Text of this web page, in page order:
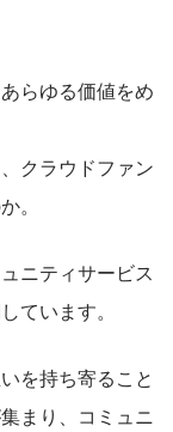
らゆる価値をめ
クラウドファン
。
ニティサービス
ています。
を持ち寄ること
まり、コミュニ